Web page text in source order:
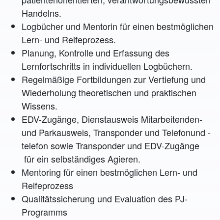
Handelns.
Logbücher und Mentorin für einen bestmöglichen
Lern- und Reifeprozess.
Planung, Kontrolle und Erfassung des
Lernfortschritts in individuellen Logbüchern.
Regelmäßige Fortbildungen zur Vertiefung und
Wiederholung theoretischen und praktischen
Wissens.
EDV-Zugänge, Dienstausweis Mitarbeitenden-
und Parkausweis, Transponder und Telefonund -
telefon sowie Transponder und EDV-Zugänge
für ein selbständiges Agieren.
Mentoring für einen bestmöglichen Lern- und
Reifeprozess
Qualitätssicherung und Evaluation des PJ-
Programms